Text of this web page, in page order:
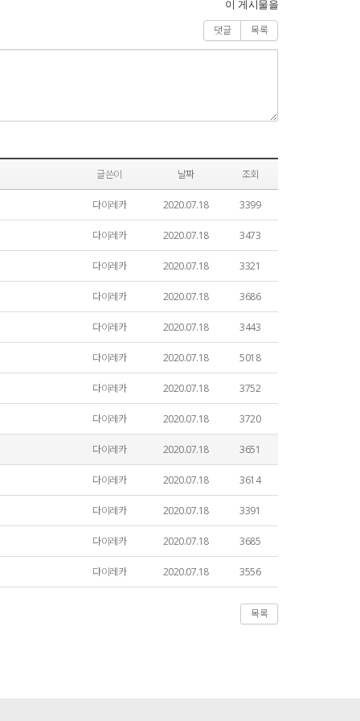
이 게시물을
댓글 목록
글쓴이 날짜 조회
다이레카 2020.07.18 3399
다이레카 2020.07.18 3473
다이레카 2020.07.18 3321
다이레카 2020.07.18 3686
다이레카 2020.07.18 3443
다이레카 2020.07.18 5018
다이레카 2020.07.18 3752
다이레카 2020.07.18 3720
다이레카 2020.07.18 3651
다이레카 2020.07.18 3614
다이레카 2020.07.18 3391
다이레카 2020.07.18 3685
다이레카 2020.07.18 3556
목록